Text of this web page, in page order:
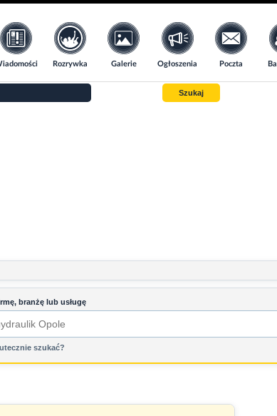
Rozrywka Galerie Ogłoszenia Poczta
Szukaj
branżę lub usługę
szukać?